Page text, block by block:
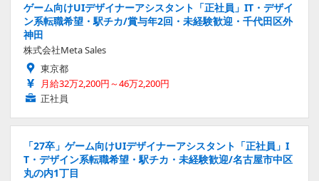
ゲーム向けUIデザイナーアシスタント「正社員」IT・デザイ
ン系転職希望・駅チカ/賞与年2回・未経験歓迎・千代田区外
神田
株式会社Meta Sales
東京都
月給32万2,200円～46万2,200円
正社員
「27卒」ゲーム向けUIデザイナーアシスタント「正社員」I
T・デザイン系転職希望・駅チカ・未経験歓迎/名古屋市中区
丸の内1丁目